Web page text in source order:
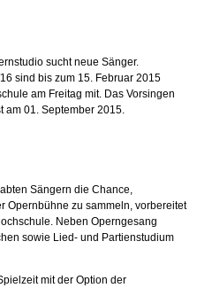
sucht neue Sänger.
sind bis zum 15. Februar 2015
am Freitag mit. Das Vorsingen
am 01. September 2015.
Sängern die Chance,
Opernbühne zu sammeln, vorbereitet
Neben Operngesang
sowie Lied- und Partienstudium
mit der Option der